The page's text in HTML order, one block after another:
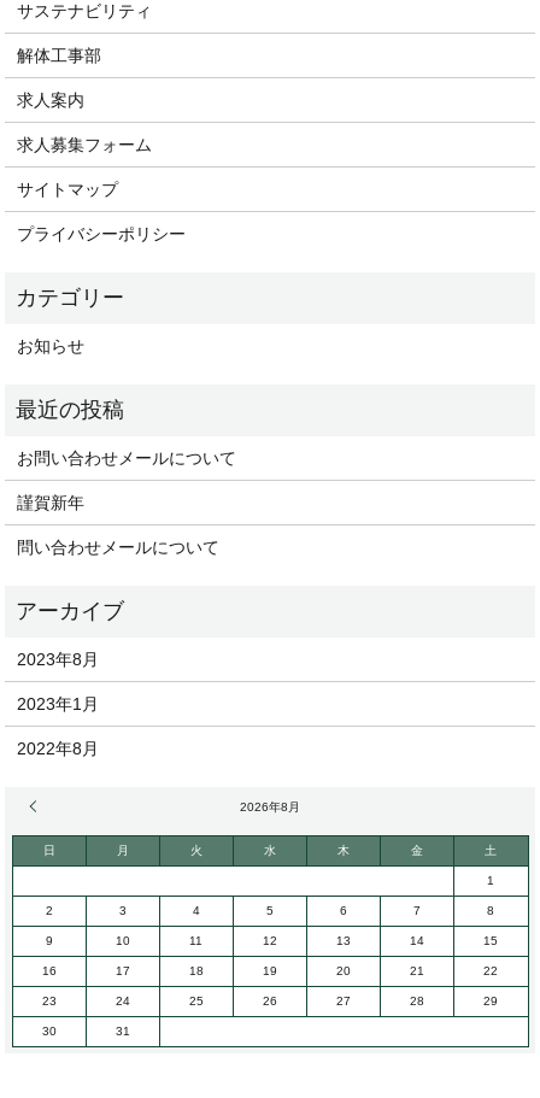
サステナビリティ
解体工事部
求人案内
求人募集フォーム
サイトマップ
プライバシーポリシー
お知らせ
お問い合わせメールについて
謹賀新年
問い合わせメールについて
2023年8月
2023年1月
2022年8月
2026年8月
日 月 火 水 木 金 土
1
2 3 4 5 6 7 8
9 10 11 12 13 14 15
16 17 18 19 20 21 22
23 24 25 26 27 28 29
30 31